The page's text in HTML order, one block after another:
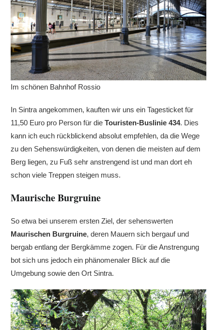
Im schönen Bahnhof Rossio
In Sintra angekommen, kauften wir uns ein Tagesticket für
11,50 Euro pro Person für dieTouristen-Buslinie 434. Dies
kann ich euch rückblickend absolut empfehlen, da die Wege
zu den Sehenswürdigkeiten, von denen die meisten auf dem
Berg liegen, zu Fuß sehr anstrengend ist und man dort eh
schon viele Treppen steigen muss.
Maurische Burgruine
So etwa bei unserem ersten Ziel, der sehenswerten
Maurischen Burgruine, deren Mauern sich bergauf und
bergab entlang der Bergkämme zogen. Für die Anstrengung
bot sich uns jedoch ein phänomenaler Blick auf die
Umgebung sowie den Ort Sintra.